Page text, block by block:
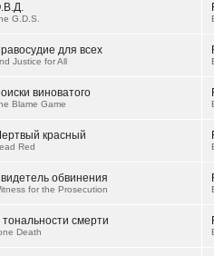
G.D.S.
для всех
Justice for All
виноватого
Blame Game
красный
Red
обвинения
for the Prosecution
тональности смерти
Death